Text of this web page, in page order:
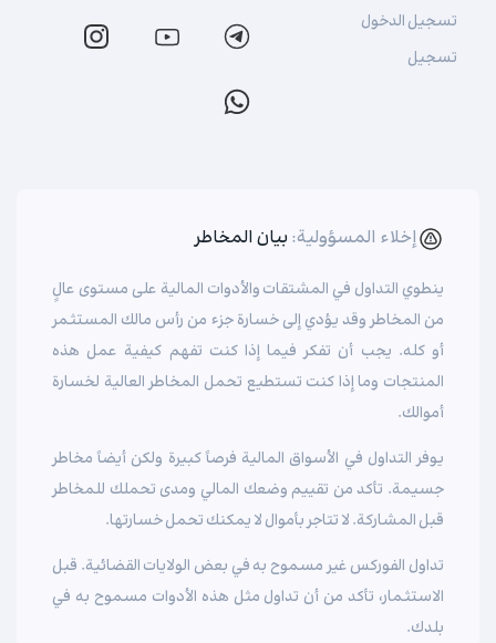
تسجيل الدخول
تسجيل
إخلاء المسؤولية: بيان المخاطر
ينطوي التداول في المشتقات والأدوات المالية على مستوى عالٍ
من المخاطر وقد يؤدي إلى خسارة جزء من رأس مالك المستثمر
أو كله. يجب أن تفكر فيما إذا كنت تفهم كيفية عمل هذه
المنتجات وما إذا كنت تستطيع تحمل المخاطر العالية لخسارة
أموالك.
يوفر التداول في الأسواق المالية فرصاً كبيرة ولكن أيضاً مخاطر
جسيمة. تأكد من تقييم وضعك المالي ومدى تحملك للمخاطر
قبل المشاركة. لا تتاجر بأموال لا يمكنك تحمل خسارتها.
تداول الفوركس غير مسموح به في بعض الولايات القضائية. قبل
الاستثمار، تأكد من أن تداول مثل هذه الأدوات مسموح به في
بلدك.